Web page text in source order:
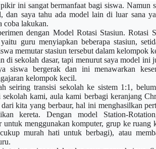
ini sangat bermanfaat bagi siswa. Namun
dan saya tahu ada model lain di luar sana
coba lakukan.
dengan Model Rotasi Stasiun. Rotasi
guru menyiapkan beberapa stasiun,
memutar stasiun tersebut dalam kelompok
di sekolah dasar, tapi menurut saya model ini
siswa bergerak dan ini menawarkan
kelompok kecil.
seiring transisi sekolah ke sistem 1:1,
kami, aula kami berbagi keranjang
kita yang berbaur, hal ini menghasilkan
kereta. Dengan model Station-
untuk menggunakan komputer, grup ke ruang
murah hati untuk berbagi), atau